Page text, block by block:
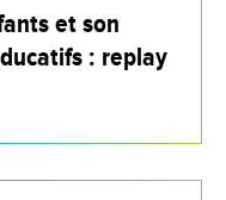
et son
: replay